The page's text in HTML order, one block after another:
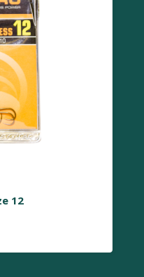
12